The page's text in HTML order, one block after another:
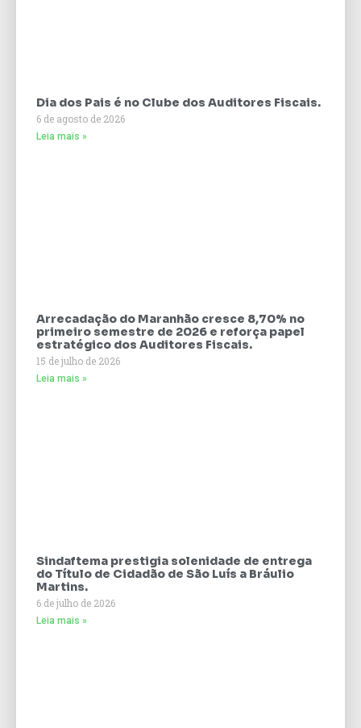
Dia dos Pais é no Clube dos Auditores Fiscais.
6 de agosto de 2026
Leia mais »
Arrecadação do Maranhão cresce 8,70% no
primeiro semestre de 2026 e reforça papel
estratégico dos Auditores Fiscais.
15 de julho de 2026
Leia mais »
Sindaftema prestigia solenidade de entrega
do Título de Cidadão de São Luís a Bráulio
Martins.
6 de julho de 2026
Leia mais »